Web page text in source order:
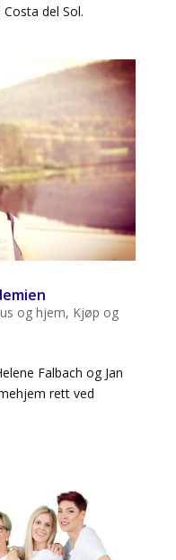
del Sol.
og hjem, Kjøp og
Falbach og Jan
rett ved